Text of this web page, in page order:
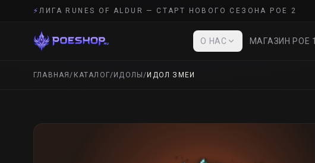
⚡ЛИГА RUNES OF ALDUR — СТАРТ НОВОГО СЕЗОНА POE 2
О НАС МАГАЗИН POE 1
ГЛАВНАЯ/ КАТАЛОГ/ ИДОЛЫ/ ИДОЛ ЗМЕИ